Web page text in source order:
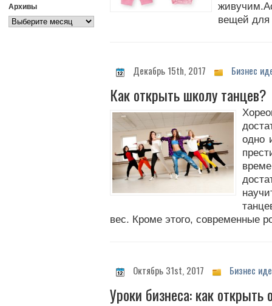
Архивы
вещей
Декабрь 15th, 2017 Бизнес
Как открыть школу танцев?
одно
вес. Кроме этого, современные
Октябрь 31st, 2017 Бизнес
Уроки бизнеса: как